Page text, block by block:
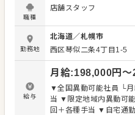
を次々に世に送り出し
アップのチャンスもあ
スタートして代表まで
援します。 【主な業務】 売上管理・アルバイト育成などを
お任せします！ 具体的
指導・シフト管理 ◇在
など ＊副店長・店長に昇格していくと、店舗運営業務がメ
インになります！ ＊店
地域の店舗と連携した
職種
店舗スタッフ
勤務地
北海道／札幌市
西区琴似二条4丁目1-5
給与
月給:198,000円〜
▼全国異動可能社員 └
当 ▼限定地域内異動可
回＋各種手当 ▼自宅通